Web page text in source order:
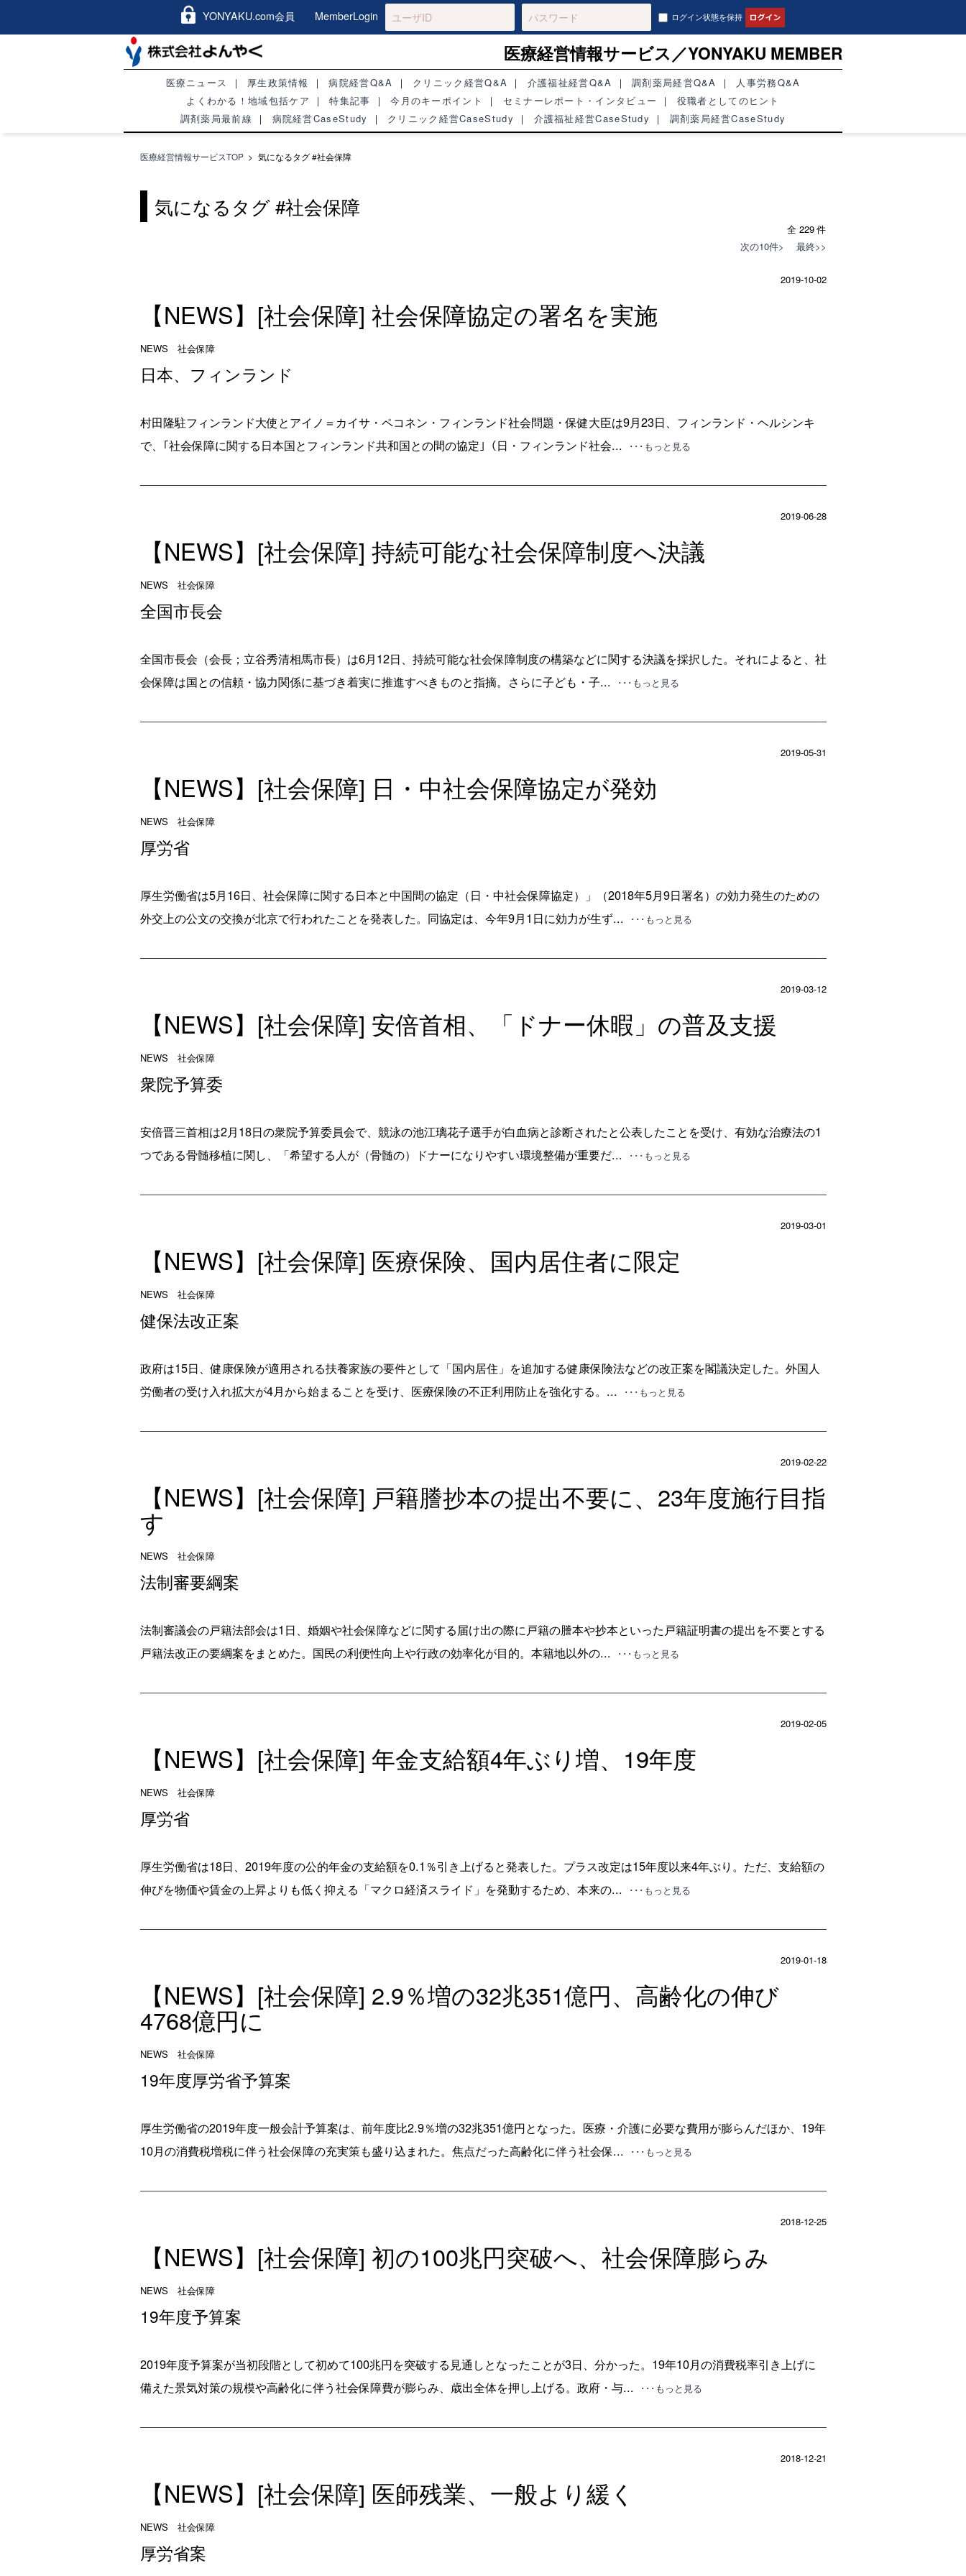
YONYAKU.com会員 MemberLogin ログイン状態を保持
医療経営情報サービス／YONYAKU MEMBER
医療ニュース 厚生政策情報 病院経営Q&A クリニック経営Q&A 介護福祉経営Q&A 調剤薬局経営Q&A
人事労務Q&A
よくわかる！地域包括ケア
特集記事 今月のキーポイント セミナーレポート・インタビュー
役職者としてのヒント
調剤薬局最前線
病院経営CaseStudy クリニック経営CaseStudy 介護福祉経営CaseStudy 調剤薬局経営CaseStudy
医療経営情報サービスTOP > 気になるタグ #社会保障
気になるタグ #社会保障
全 229 件
次の10件>
最終>>
2019-10-02
【NEWS】[社会保障] 社会保障協定の署名を実施
NEWS 社会保障
日本、フィンランド
村田隆駐フィンランド大使とアイノ＝カイサ・ペコネン・フィンランド社会問題・保健大臣は9月23日、フィンランド・ヘルシンキ
で、｢社会保障に関する日本国とフィンランド共和国との間の協定｣（日・フィンランド社会...
･･･もっと見る
2019-06-28
【NEWS】[社会保障] 持続可能な社会保障制度へ決議
NEWS 社会保障
全国市長会
全国市長会（会長；立谷秀清相馬市長）は6月12日、持続可能な社会保障制度の構築などに関する決議を採択した。それによると、社
会保障は国との信頼・協力関係に基づき着実に推進すべきものと指摘。さらに子ども・子...
･･･もっと見る
2019-05-31
【NEWS】[社会保障] 日・中社会保障協定が発効
NEWS 社会保障
厚労省
厚生労働省は5月16日、社会保障に関する日本と中国間の協定（日・中社会保障協定）」（2018年5月9日署名）の効力発生のための
外交上の公文の交換が北京で行われたことを発表した。同協定は、今年9月1日に効力が生ず...
･･･もっと見る
2019-03-12
【NEWS】[社会保障] 安倍首相、「ドナー休暇」の普及支援
NEWS 社会保障
衆院予算委
安倍晋三首相は2月18日の衆院予算委員会で、競泳の池江璃花子選手が白血病と診断されたと公表したことを受け、有効な治療法の1
つである骨髄移植に関し、「希望する人が（骨髄の）ドナーになりやすい環境整備が重要だ...
･･･もっと見る
2019-03-01
【NEWS】[社会保障] 医療保険、国内居住者に限定
NEWS 社会保障
健保法改正案
政府は15日、健康保険が適用される扶養家族の要件として「国内居住」を追加する健康保険法などの改正案を閣議決定した。外国人
労働者の受け入れ拡大が4月から始まることを受け、医療保険の不正利用防止を強化する。...
･･･もっと見る
2019-02-22
【NEWS】[社会保障] 戸籍謄抄本の提出不要に、23年度施行目指
す
NEWS 社会保障
法制審要綱案
法制審議会の戸籍法部会は1日、婚姻や社会保障などに関する届け出の際に戸籍の謄本や抄本といった戸籍証明書の提出を不要とする
戸籍法改正の要綱案をまとめた。国民の利便性向上や行政の効率化が目的。本籍地以外の...
･･･もっと見る
2019-02-05
【NEWS】[社会保障] 年金支給額4年ぶり増、19年度
NEWS 社会保障
厚労省
厚生労働省は18日、2019年度の公的年金の支給額を0.1％引き上げると発表した。プラス改定は15年度以来4年ぶり。ただ、支給額の
伸びを物価や賃金の上昇よりも低く抑える「マクロ経済スライド」を発動するため、本来の...
･･･もっと見る
2019-01-18
【NEWS】[社会保障] 2.9％増の32兆351億円、高齢化の伸び
4768億円に
NEWS 社会保障
19年度厚労省予算案
厚生労働省の2019年度一般会計予算案は、前年度比2.9％増の32兆351億円となった。医療・介護に必要な費用が膨らんだほか、19年
10月の消費税増税に伴う社会保障の充実策も盛り込まれた。焦点だった高齢化に伴う社会保...
･･･もっと見る
2018-12-25
【NEWS】[社会保障] 初の100兆円突破へ、社会保障膨らみ
NEWS 社会保障
19年度予算案
2019年度予算案が当初段階として初めて100兆円を突破する見通しとなったことが3日、分かった。19年10月の消費税率引き上げに
備えた景気対策の規模や高齢化に伴う社会保障費が膨らみ、歳出全体を押し上げる。政府・与...
･･･もっと見る
2018-12-21
【NEWS】[社会保障] 医師残業、一般より緩く
NEWS 社会保障
厚労省案